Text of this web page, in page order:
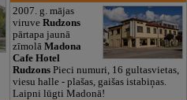
2007. g. mājas
viruveRudzons
pārtapa jaunā
zīmolāMadona
Cafe Hotel
Rudzons Pieci numuri, 16 gultasvietas,
viesu halle - plašas, gaišas istabiņas.
Laipni lūgti Madonā!